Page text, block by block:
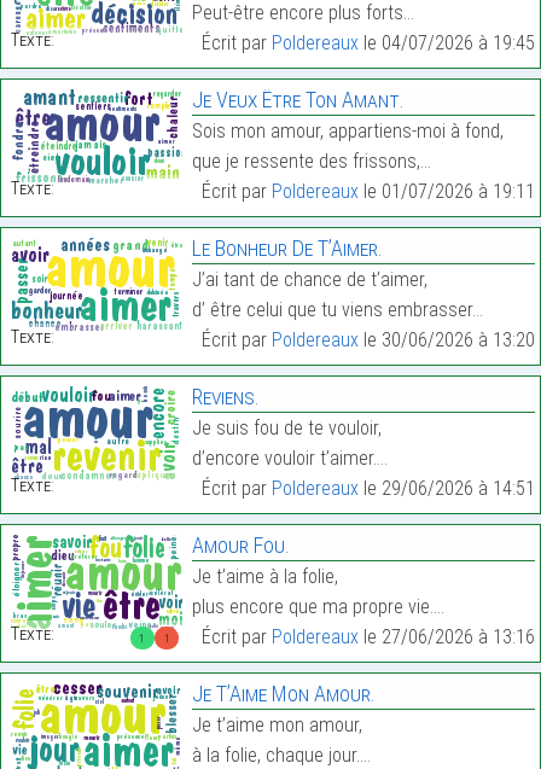
Texte:
Peut-être encore plus forts…
Écrit par Poldereauxle 04/07/2026 à 19:45
Texte:
Je Veux Être Ton Amant.
Sois mon amour, appartiens-moi à fond,
que je ressente des frissons,…
Écrit par Poldereauxle 01/07/2026 à 19:11
Texte:
Le Bonheur De T’Aimer.
J’ai tant de chance de t’aimer,
d’ être celui que tu viens embrasser…
Écrit par Poldereauxle 30/06/2026 à 13:20
Texte:
Reviens.
Je suis fou de te vouloir,
d’encore vouloir t’aimer.…
Écrit par Poldereauxle 29/06/2026 à 14:51
1 1
Texte:
Amour Fou.
Je t’aime à la folie,
plus encore que ma propre vie.…
Écrit par Poldereauxle 27/06/2026 à 13:16
Je T’Aime Mon Amour.
Je t’aime mon amour,
à la folie, chaque jour.…